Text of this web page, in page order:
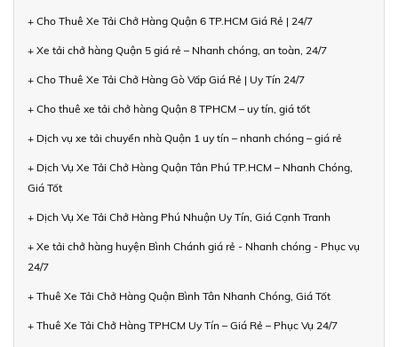
+ Cho Thuê Xe Tải Chở Hàng Quận 6 TP.HCM Giá Rẻ | 24/7
+ Xe tải chở hàng Quận 5 giá rẻ – Nhanh chóng, an toàn, 24/7
+ Cho Thuê Xe Tải Chở Hàng Gò Vấp Giá Rẻ | Uy Tín 24/7
+ Cho thuê xe tải chở hàng Quận 8 TPHCM – uy tín, giá tốt
+ Dịch vụ xe tải chuyển nhà Quận 1 uy tín – nhanh chóng – giá rẻ
+ Dịch Vụ Xe Tải Chở Hàng Quận Tân Phú TP.HCM – Nhanh Chóng,
Giá Tốt
+ Dịch Vụ Xe Tải Chở Hàng Phú Nhuận Uy Tín, Giá Cạnh Tranh
+ Xe tải chở hàng huyện Bình Chánh giá rẻ - Nhanh chóng - Phục vụ
24/7
+ Thuê Xe Tải Chở Hàng Quận Bình Tân Nhanh Chóng, Giá Tốt
+ Thuê Xe Tải Chở Hàng TPHCM Uy Tín – Giá Rẻ – Phục Vụ 24/7